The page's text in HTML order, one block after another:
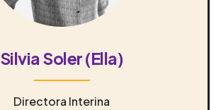
Silvia Soler (Ella)
Directora Interina